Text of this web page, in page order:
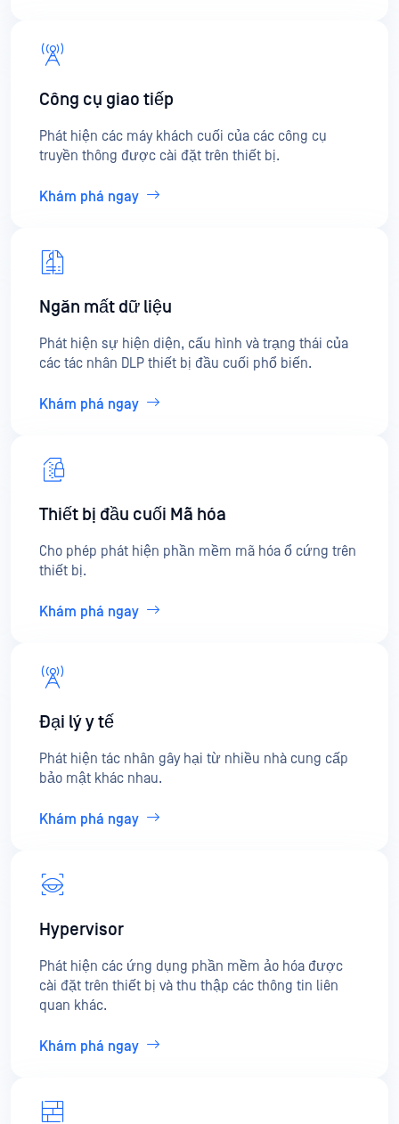
Công cụ giao tiếp
Phát hiện các máy khách cuối của các công cụ
truyền thông được cài đặt trên thiết bị.
Khám phá ngay
Ngăn mất dữ liệu
Phát hiện sự hiện diện, cấu hình và trạng thái của
các tác nhân DLP thiết bị đầu cuối phổ biến.
Khám phá ngay
Thiết bị đầu cuối Mã hóa
Cho phép phát hiện phần mềm mã hóa ổ cứng trên
thiết bị.
Khám phá ngay
Đại lý y tế
Phát hiện tác nhân gây hại từ nhiều nhà cung cấp
bảo mật khác nhau.
Khám phá ngay
Hypervisor
Phát hiện các ứng dụng phần mềm ảo hóa được
cài đặt trên thiết bị và thu thập các thông tin liên
quan khác.
Khám phá ngay